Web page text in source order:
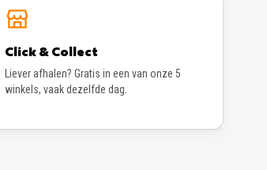
Click & Collect
Liever afhalen? Gratis in een van onze 5
winkels, vaak dezelfde dag.